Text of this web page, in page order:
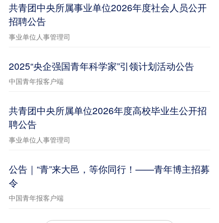
共青团中央所属事业单位2026年度社会人员公开
招聘公告
事业单位人事管理司
2025“央企强国青年科学家”引领计划活动公告
中国青年报客户端
共青团中央所属单位2026年度高校毕业生公开招
聘公告
事业单位人事管理司
公告｜“青”来大邑，等你同行！——青年博主招募
令
中国青年报客户端